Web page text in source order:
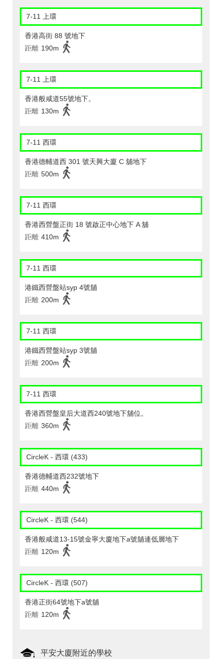
7-11 上環
香港高街 88 號地下
距離 190m
7-11 上環
香港般咸道55號地下。
距離 130m
7-11 西環
香港德輔道西 301 號天興大廈 C 舖地下
距離 500m
7-11 西環
香港西營盤正街 18 號啟正中心地下 A 舖
距離 410m
7-11 西環
港鐵西營盤站syp 4號舖
距離 200m
7-11 西環
港鐵西營盤站syp 3號舖
距離 200m
7-11 西環
香港西營盤皇后大道西240號地下舖位。
距離 360m
CircleK - 西環 (433)
香港德輔道西232號地下
距離 440m
CircleK - 西環 (544)
香港般咸道13-15號金寧大廈地下a號舖連低層地下
距離 120m
CircleK - 西環 (507)
香港正街64號地下a號舖
距離 120m
平安大廈附近的學校